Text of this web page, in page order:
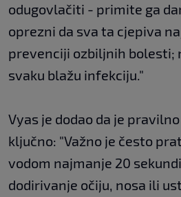
odugovlačiti - primite ga
oprezni da sva ta cjepiva
prevenciji ozbiljnih bolesti;
svaku blažu infekciju."
Vyas je dodao da je
ključno: "Važno je često
vodom najmanje 20
dodirivanje očiju, nosa ili